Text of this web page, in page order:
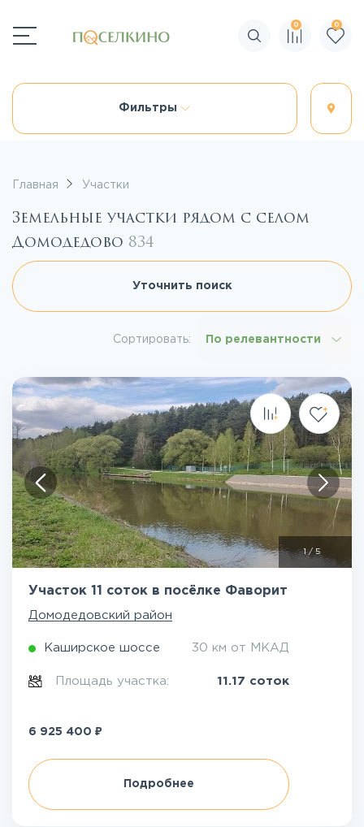
Поиск по сайту
0 0
Фильтры
Главная Участки
Земельные участки рядом с селом
Домодедово 834
Уточнить поиск
Сортировать: По релевантности
1/ 5
Участок 11 соток в посёлке Фаворит
Домодедовский район
Каширское шоссе 30 км от МКАД
Площадь участка: 11.17 соток
6 925 400 ₽
Подробнее